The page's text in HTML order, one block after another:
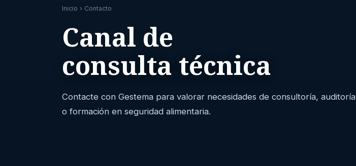
Inicio › Contacto
Canal de
consulta técnica
Contacte con Gestema para valorar necesidades de consultoría, auditoría
o formación en seguridad alimentaria.